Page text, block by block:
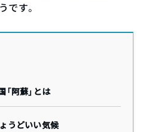
です。
阿蘇」とは
うどいい気候